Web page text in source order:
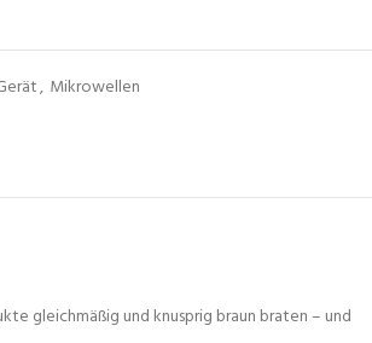
, Mikrowellen
gleichmäßig und knusprig braun braten – und